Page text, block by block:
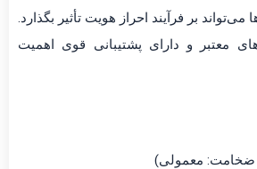
بر فرآیند احراز هویت تأثیر بگذارد.
معتبر و دارای پشتیبانی قوی اهمیت
ضخامت: معمولی)